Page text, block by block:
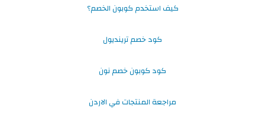
كيف استخدم كوبون الخصم؟
كود خصم ترينديول
كود كوبون خصم نون
مراجعة المنتجات في الاردن